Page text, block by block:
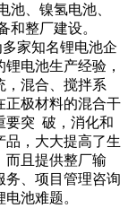
池、镍氢电池、
和整厂建设。
家知名锂电池企
电池生产经验，
，混合、搅拌系
正极材料的混合干
要突 破，消化和
品，大大提高了生
而且提供整厂输
务、项目管理咨询
池难题。